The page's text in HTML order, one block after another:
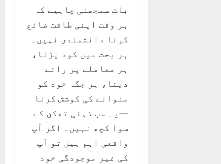
بات سمجھنی چاہیے کہ
ہر وقت اپنی طاقت ضائع
کرنا دانشمندی نہیں۔
ہر بحث میں کود پڑنا،
ہر معاملے پر رائے
دینا، ہر جگہ خود کو
منوانے کی کوشش کرنا
—یہ سب ذہنی تھکن کے
سوا کچھ نہیں۔ اگر آپ
واقعی اہم ہیں تو آپ
کی غیر موجودگی خود